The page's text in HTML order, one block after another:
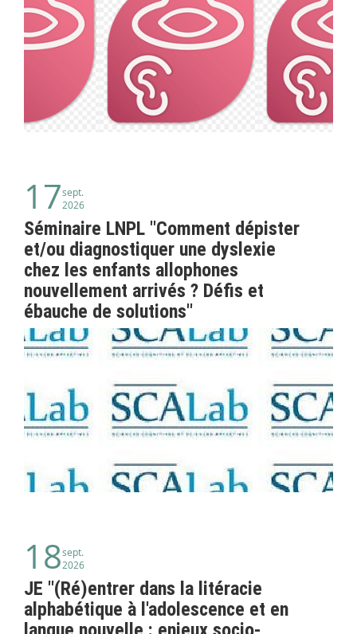
17sept.
2026
Séminaire LNPL "Comment dépister
et/ou diagnostiquer une dyslexie
chez les enfants allophones
nouvellement arrivés ? Défis et
ébauche de solutions"
18sept.
2026
JE "(Ré)entrer dans la litéracie
alphabétique à l'adolescence et en